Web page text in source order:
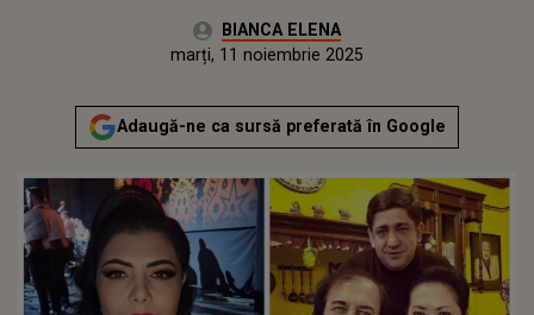
Autor:BIANCA ELENA
marți, 11 noiembrie 2025Actualizat:
marți, 11 noiembrie 2025
Adaugă-ne ca sursă preferată în Google